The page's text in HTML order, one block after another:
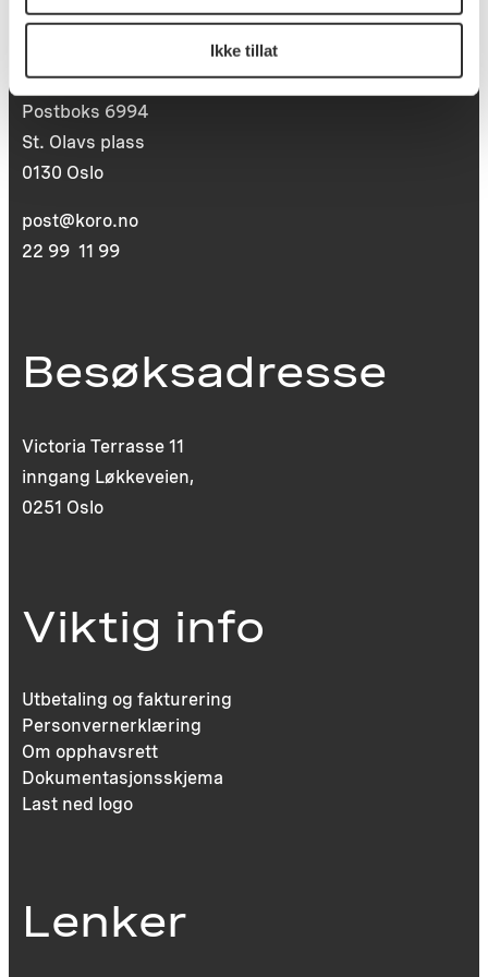
Ikke tillat
Postadresse
Postboks 6994
St. Olavs plass
0130 Oslo
post@koro.no
22 99 11 99
Besøksadresse
Victoria Terrasse 11
inngang Løkkeveien,
0251 Oslo
Viktig info
Utbetaling og fakturering
Personvernerklæring
Om opphavsrett
Dokumentasjonsskjema
Last ned logo
Lenker